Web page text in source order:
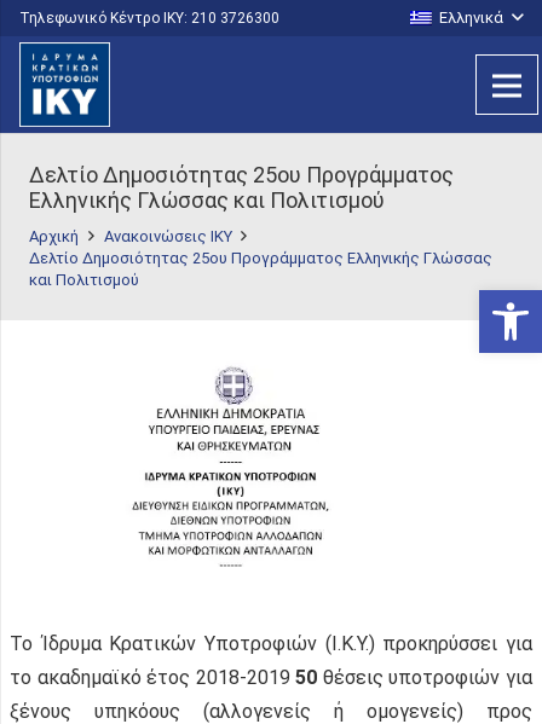
Τηλεφωνικό Κέντρο IKY: 210 3726300 Ελληνικά
Δελτίο Δημοσιότητας 25ου Προγράμματος
Ελληνικής Γλώσσας και Πολιτισμού
Αρχική
Ανακοινώσεις ΙΚΥ
Δελτίο Δημοσιότητας 25ου Προγράμματος Ελληνικής Γλώσσας
και Πολιτισμού
Το Ίδρυμα Κρατικών Υποτροφιών (Ι.Κ.Υ.) προκηρύσσει για
το ακαδημαϊκό έτος 2018-2019 50 θέσεις υποτροφιών για
ξένους υπηκόους (αλλογενείς ή ομογενείς) προς